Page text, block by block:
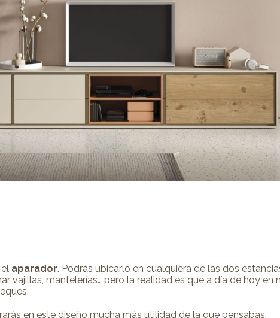
aparador. Podrás ubicarlo en cualquiera de las dos
vajillas, mantelerías… pero la realidad es que a día de hoy
en este diseño mucha más utilidad de la que pensabas.